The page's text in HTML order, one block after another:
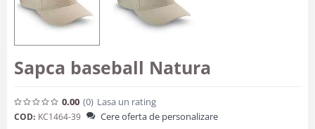
Sapca baseball Natura
0.00 (0) Lasa un rating
COD: KC1464-39 Cere oferta de personalizare